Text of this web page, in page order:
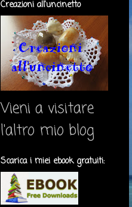
Creazioni all'uncinetto
Vieni a visitare
l'altro mio blog
Scarica i miei ebook gratuiti: